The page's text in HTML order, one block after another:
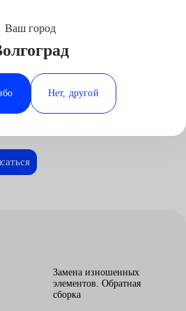
Минеральные Воды
Ростов-на-Дону
Ставрополь
Ваш город
Нет, другой
Автосервис
Электрооборудование
в Волгограде
Замена изношенных
элементов. Обратная
сборка